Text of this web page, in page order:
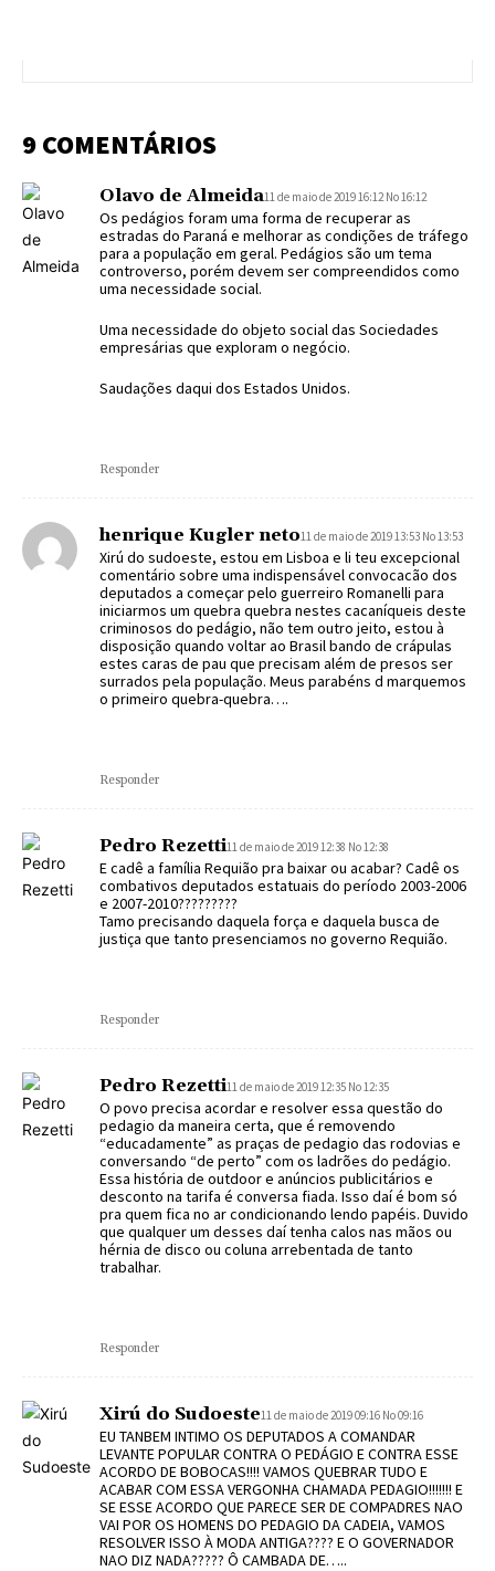
9 COMENTÁRIOS
Olavo de Almeida11 de maio de 2019 16:12 No 16:12
Os pedágios foram uma forma de recuperar as
estradas do Paraná e melhorar as condições de tráfego
para a população em geral. Pedágios são um tema
controverso, porém devem ser compreendidos como
uma necessidade social.
Uma necessidade do objeto social das Sociedades
empresárias que exploram o negócio.
Saudações daqui dos Estados Unidos.
Responder
henrique Kugler neto11 de maio de 2019 13:53 No 13:53
Xirú do sudoeste, estou em Lisboa e li teu excepcional
comentário sobre uma indispensável convocacão dos
deputados a começar pelo guerreiro Romanelli para
iniciarmos um quebra quebra nestes cacaníqueis deste
criminosos do pedágio, não tem outro jeito, estou à
disposição quando voltar ao Brasil bando de crápulas
estes caras de pau que precisam além de presos ser
surrados pela população. Meus parabéns d marquemos
o primeiro quebra-quebra….
Responder
Pedro Rezetti11 de maio de 2019 12:38 No 12:38
E cadê a família Requião pra baixar ou acabar? Cadê os
combativos deputados estatuais do período 2003-2006
e 2007-2010?????????
Tamo precisando daquela força e daquela busca de
justiça que tanto presenciamos no governo Requião.
Responder
Pedro Rezetti11 de maio de 2019 12:35 No 12:35
O povo precisa acordar e resolver essa questão do
pedagio da maneira certa, que é removendo
“educadamente” as praças de pedagio das rodovias e
conversando “de perto” com os ladrões do pedágio.
Essa história de outdoor e anúncios publicitários e
desconto na tarifa é conversa fiada. Isso daí é bom só
pra quem fica no ar condicionando lendo papéis. Duvido
que qualquer um desses daí tenha calos nas mãos ou
hérnia de disco ou coluna arrebentada de tanto
trabalhar.
Responder
Xirú do Sudoeste11 de maio de 2019 09:16 No 09:16
EU TANBEM INTIMO OS DEPUTADOS A COMANDAR
LEVANTE POPULAR CONTRA O PEDÁGIO E CONTRA ESSE
ACORDO DE BOBOCAS!!!! VAMOS QUEBRAR TUDO E
ACABAR COM ESSA VERGONHA CHAMADA PEDAGIO!!!!!!! E
SE ESSE ACORDO QUE PARECE SER DE COMPADRES NAO
VAI POR OS HOMENS DO PEDAGIO DA CADEIA, VAMOS
RESOLVER ISSO À MODA ANTIGA???? E O GOVERNADOR
NAO DIZ NADA????? Ô CAMBADA DE…..